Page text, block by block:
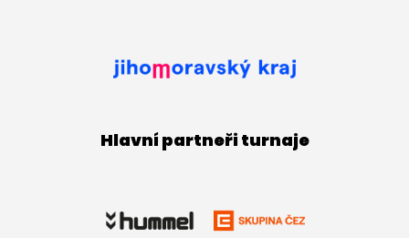
Hlavní partneři turnaje